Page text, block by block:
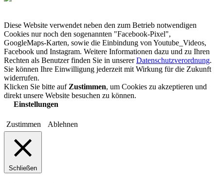
Diese Website verwendet neben den zum Betrieb notwendigen
Cookies nur noch den sogenannten "Facebook-Pixel",
GoogleMaps-Karten, sowie die Einbindung von Youtube_Videos,
Facebook und Instagram. Weitere Informationen dazu und zu Ihren
Rechten als Benutzer finden Sie in unsererDatenschutzverordnung.
Sie können Ihre Einwilligung jederzeit mit Wirkung für die Zukunft
widerrufen.
Klicken Sie bitte aufZustimmen, um Cookies zu akzeptieren und
direkt unsere Website besuchen zu können.
Einstellungen
Zustimmen Ablehnen
Schließen